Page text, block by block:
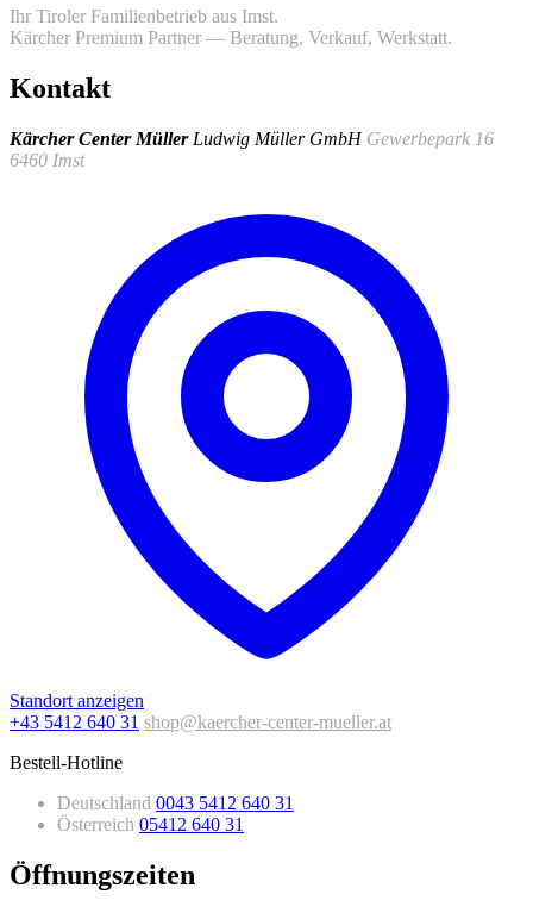
Ihr Tiroler Familienbetrieb aus Imst.
Kärcher Premium Partner — Beratung, Verkauf, Werkstatt.
Kontakt
Kärcher Center Müller Ludwig Müller GmbH Gewerbepark 16
6460 Imst
Standort anzeigen
+43 5412 640 31 shop@kaercher-center-mueller.at
Bestell-Hotline
Deutschland 0043 5412 640 31
Österreich 05412 640 31
Öffnungszeiten